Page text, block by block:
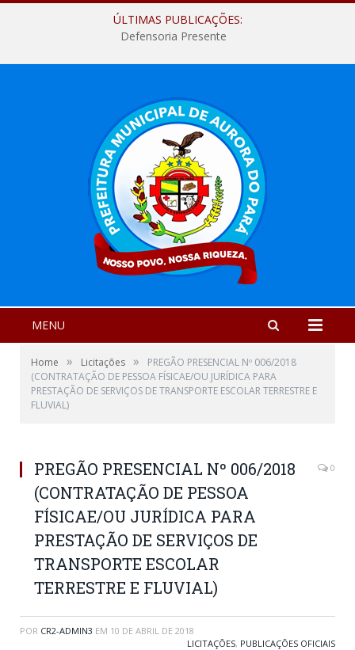
ÚLTIMAS PUBLICAÇÕES:
Defensoria Presente
MENU
Home » Licitações »
PREGÃO PRESENCIAL Nº 006/2018
(CONTRATAÇÃO DE PESSOA FÍSICAE/OU JURÍDICA PARA
PRESTAÇÃO DE SERVIÇOS DE TRANSPORTE ESCOLAR TERRESTRE E
FLUVIAL)
PREGÃO PRESENCIAL Nº 006/2018
(CONTRATAÇÃO DE PESSOA
FÍSICAE/OU JURÍDICA PARA
PRESTAÇÃO DE SERVIÇOS DE
TRANSPORTE ESCOLAR
TERRESTRE E FLUVIAL)
0
POR CR2-ADMIN3 EM 10 DE ABRIL DE 2018
LICITAÇÕES, PUBLICAÇÕES OFICIAIS